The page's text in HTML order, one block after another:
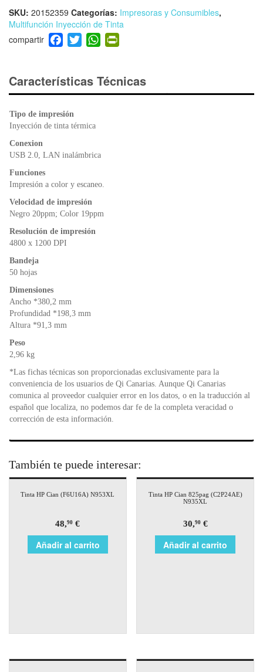
SKU: 20152359 Categorías: Impresoras y Consumibles,
Multifunción Inyección de Tinta
F
a
e
b
o
o
T
wi
er
W
h
s
A
ri
e
Características Técnicas
Tipo de impresión
Inyección de tinta térmica
Conexion
USB 2.0, LAN inalámbrica
Funciones
Impresión a color y escaneo.
Velocidad de impresión
Negro 20ppm; Color 19ppm
Resolución de impresión
4800 x 1200 DPI
Bandeja
50 hojas
Dimensiones
Ancho *380,2 mm
Profundidad *198,3 mm
Altura *91,3 mm
Peso
2,96 kg
*Las fichas técnicas son proporcionadas exclusivamente para la
conveniencia de los usuarios de Qi Canarias. Aunque Qi Canarias
comunica al proveedor cualquier error en los datos, o en la traducción al
español que localiza, no podemos dar fe de la completa veracidad o
corrección de esta información.
También te puede interesar:
Tinta HP Cian (F6U16A) N953XL
48,90 €
Añadir al carrito
Tinta HP Cian 825pag (C2P24AE)
N935XL
30,90€
Añadir al carrito